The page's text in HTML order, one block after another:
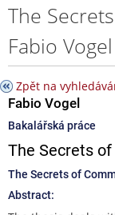
The
Fabio Vogel
Zpět na
Fabio Vogel
Bakalářská práce
The Secrets
The Secrets of
Abstract: